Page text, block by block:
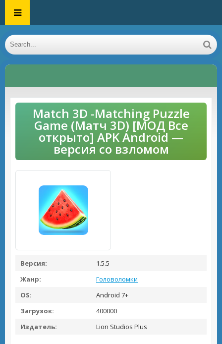
Match 3D -Matching Puzzle
Game (Матч 3D) [МОД Все
открыто] APK Android —
версия со взломом
Версия:
1.5.5
Жанр:
Головоломки
OS:
Android 7+
Загрузок:
400000
Издатель:
Lion Studios Plus